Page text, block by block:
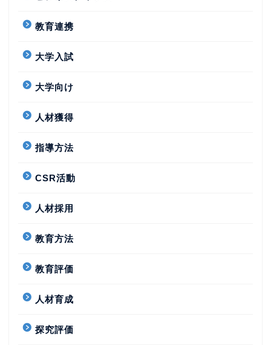
教育連携
大学入試
大学向け
人材獲得
指導方法
CSR活動
人材採用
教育方法
教育評価
人材育成
探究評価